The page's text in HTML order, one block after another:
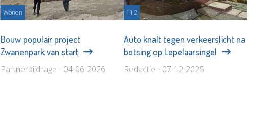
Wonen
Bouw populair project
Zwanenpark van start
Partnerbijdrage - 04-06-2026
112
Auto knalt tegen verkeerslicht na
botsing op Lepelaarsingel
Redactie - 07-12-2025